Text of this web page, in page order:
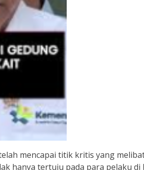
mencapai titik kritis yang
hanya tertuju pada para pelaku